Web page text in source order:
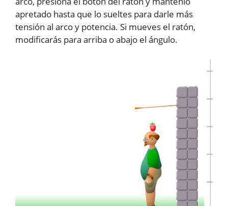
apretado hasta que lo sueltes para darle más
tensión al arco y potencia. Si mueves el ratón,
modificarás para arriba o abajo el ángulo.